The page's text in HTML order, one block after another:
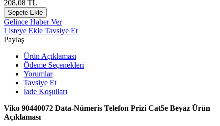
208,08 TL
Sepete Ekle
Gelince Haber Ver
Listeye Ekle Tavsiye Et
Paylaş
Ürün Açıklaması
Ödeme Seçenekleri
Yorumlar
Tavsiye Et
İade Koşulları
Viko 90440072 Data-Nümeris Telefon Prizi Cat5e Beyaz Ürün
Açıklaması